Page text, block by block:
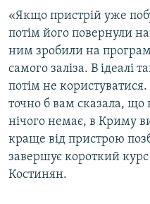
«Якщо пристрій уже
потім його повернули
ним зробили на
самого заліза. В ідеалі
потім не
точно б вам сказала, що
нічого немає, в Криму
краще від пристрою
завершує короткий
Костинян.